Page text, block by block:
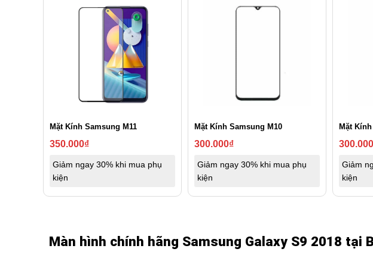
Mặt Kính Samsung M11
350.000₫
Giảm ngay 30% khi mua phụ
kiện
Mặt Kính Samsung M10
300.000₫
Giảm ngay 30% khi mua phụ
kiện
Mặt
300.000
Giảm
kiện
Màn hình chính hãng Samsung Galaxy S9 2018 tại